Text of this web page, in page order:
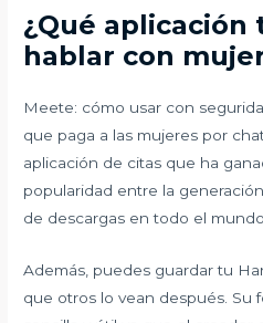
¿Qué aplicación
hablar con
Meete: cómo usar con
que paga a las mujeres por
aplicación de citas que ha
popularidad entre la
de descargas en todo el mundo.
Además, puedes guardar tu
que otros lo vean después. Su